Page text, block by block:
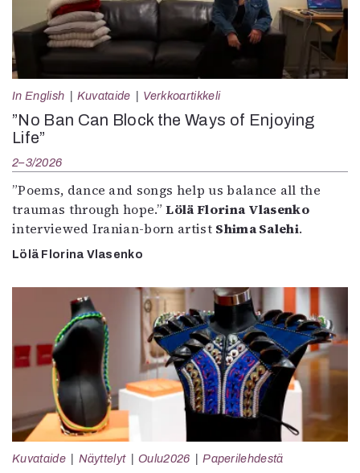
In English Kuvataide Verkkoartikkeli
”No Ban Can Block the Ways of Enjoying
Life”
2–3/2026
”Poems, dance and songs help us balance all the
traumas through hope.”Lölä Florina Vlasenko
interviewed Iranian-born artist Shima Salehi.
Lölä Florina Vlasenko
Kuvataide Näyttelyt Oulu2026 Paperilehdestä